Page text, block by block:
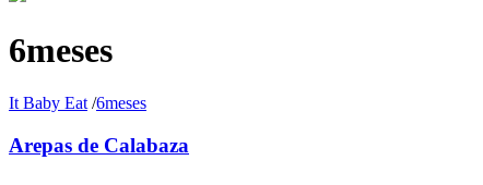
6meses
It Baby Eat /6meses
Arepas de Calabaza